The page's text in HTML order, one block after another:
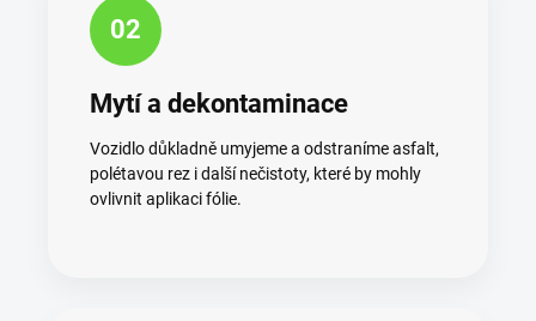
02
Mytí a dekontaminace
Vozidlo důkladně umyjeme a odstraníme asfalt,
polétavou rez i další nečistoty, které by mohly
ovlivnit aplikaci fólie.